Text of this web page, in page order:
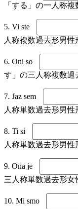
「する」の一人称
5. Vi ste
人称複数過去形男性
6. Oni so
す」の三人称複数過
7. Jaz sem
人称単数過去形男性
8. Ti si
人称単数過去形男性
9. Ona je
三人称単数過去形女
10. Mi smo